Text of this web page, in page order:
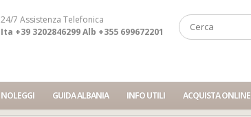
24/7 Assistenza Telefonica
Ita +39 3202846299 Alb +355 699672201
NOLEGGI GUIDA ALBANIA INFO UTILI ACQUISTA ONLINE